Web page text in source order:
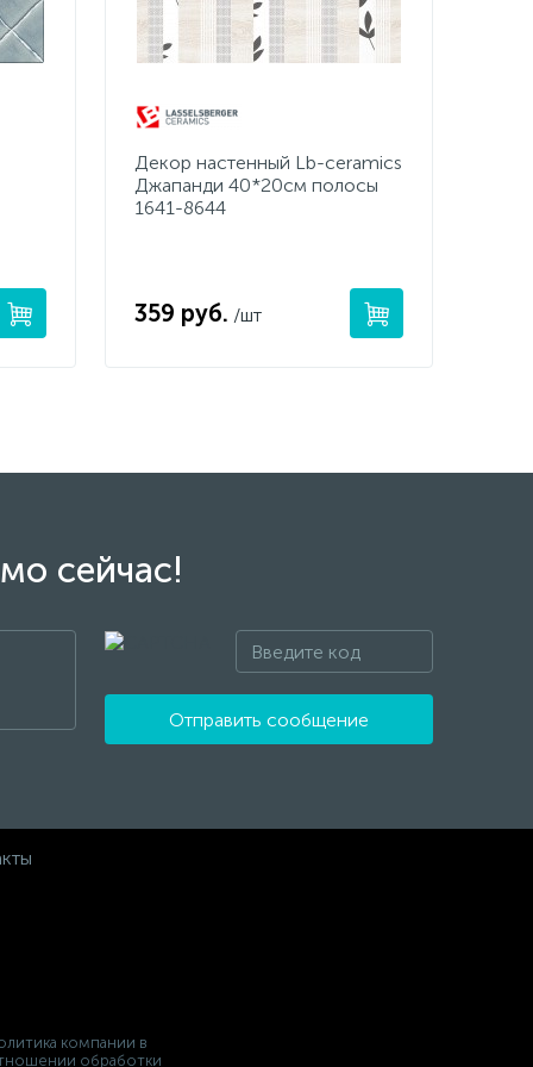
Декор настенный Lb-ceramics
Джапанди 40*20см полосы
1641-8644
359 руб. /шт
сейчас!
Отправить сообщение
компании в
обработки